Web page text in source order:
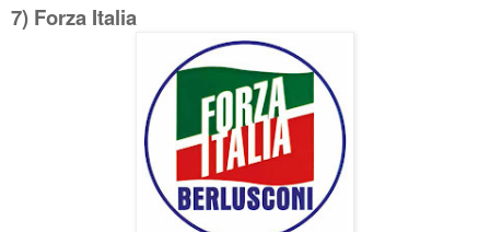
7) Forza Italia